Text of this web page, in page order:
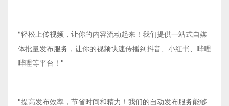
"轻松上传视频，让你的内容流动起来！我们提供一站式自媒
体批量发布服务，让你的视频快速传播到抖音、小红书、哔哩
哔哩等平台！"
"提高发布效率，节省时间和精力！我们的自动发布服务能够